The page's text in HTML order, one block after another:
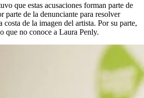
que estas acusaciones forman parte de
parte de la denunciante para resolver
costa de la imagen del artista. Por su parte,
que no conoce a Laura Penly.